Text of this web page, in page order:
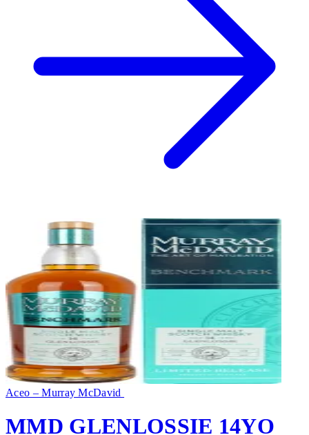
Aceo – Murray McDavid
MMD GLENLOSSIE 14YO